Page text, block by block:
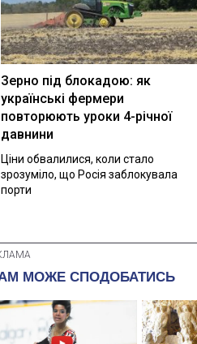
Зерно під блокадою: як
українські фермери
повторюють уроки 4-річної
давнини
Ціни обвалилися, коли стало
зрозуміло, що Росія заблокувала
порти